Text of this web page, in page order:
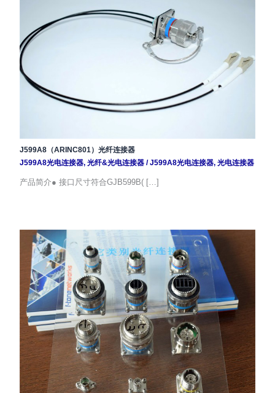
J599A8（ARINC801）光纤连接器
J599A8光电连接器, 光纤&光电连接器/J599A8光电连接器, 光电连接器
产品简介● 接口尺寸符合GJB599B( […]